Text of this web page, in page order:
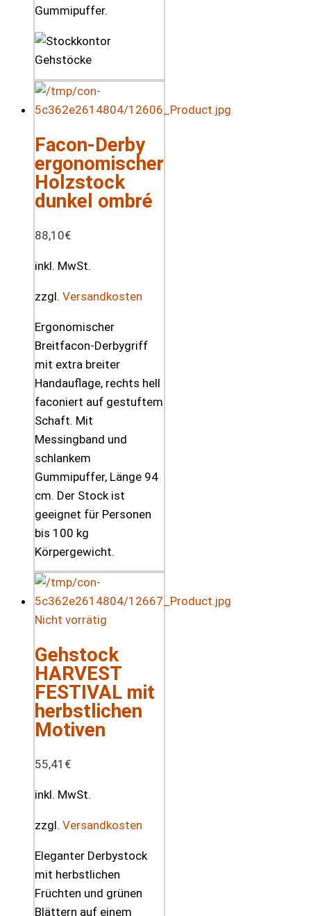
Gummipuffer.
Facon-Derby
ergonomischer
Holzstock
dunkel ombré
88,10€
inkl. MwSt.
zzgl. Versandkosten
Ergonomischer
Breitfacon-Derbygriff
mit extra breiter
Handauflage, rechts hell
faconiert auf gestuftem
Schaft. Mit
Messingband und
schlankem
Gummipuffer, Länge 94
cm. Der Stock ist
geeignet für Personen
bis 100 kg
Körpergewicht.
Nicht vorrätig
Gehstock
HARVEST
FESTIVAL mit
herbstlichen
Motiven
55,41 €
inkl. MwSt.
zzgl. Versandkosten
Eleganter Derbystock
mit herbstlichen
Früchten und grünen
Blättern auf einem